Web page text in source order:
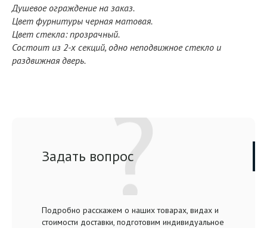
Душевое ограждение на заказ.
Цвет фурнитуры черная матовая.
Цвет стекла: прозрачный.
Состоит из 2-х секций, одно неподвижное стекло и
раздвижная дверь.
Задать вопрос
Подробно расскажем о наших товарах, видах и
стоимости доставки, подготовим индивидуальное